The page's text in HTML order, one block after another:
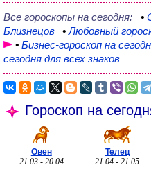
Все гороскопы на сегодня: •
Близнецов
•Любовный
• Бизнес-гороскоп на
сегодня для всех знаков
Гороскоп на
Овен
21.03 - 20.04
Телец
21.04 - 21.05